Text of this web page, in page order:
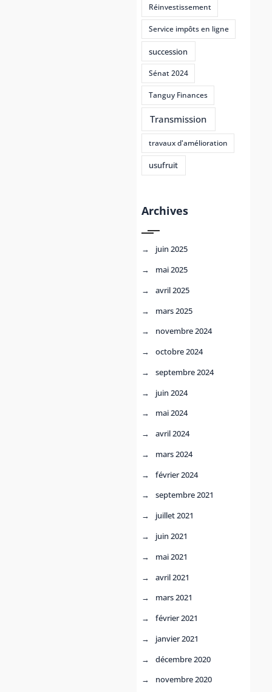
Réinvestissement
Service impôts en ligne
succession
Sénat 2024
Tanguy Finances
Transmission
travaux d'amélioration
usufruit
Archives
juin 2025
mai 2025
avril 2025
mars 2025
novembre 2024
octobre 2024
septembre 2024
juin 2024
mai 2024
avril 2024
mars 2024
février 2024
septembre 2021
juillet 2021
juin 2021
mai 2021
avril 2021
mars 2021
février 2021
janvier 2021
décembre 2020
novembre 2020